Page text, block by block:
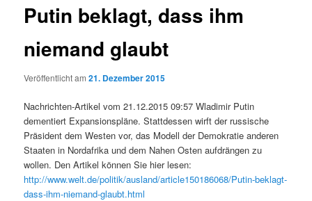
Putin beklagt, dass ihm
niemand glaubt
Veröffentlicht am21. Dezember 2015
Nachrichten-Artikel vom 21.12.2015 09:57 Wladimir Putin
dementiert Expansionspläne. Stattdessen wirft der russische
Präsident dem Westen vor, das Modell der Demokratie anderen
Staaten in Nordafrika und dem Nahen Osten aufdrängen zu
wollen. Den Artikel können Sie hier lesen:
http://www.welt.de/politik/ausland/article150186068/Putin-beklagt-
dass-ihm-niemand-glaubt.html